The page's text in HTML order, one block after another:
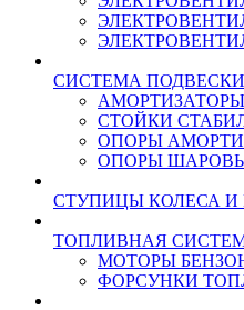
СИСТЕМА ПОДВЕСКИ
АМОРТИЗАТОРЫ
СТОЙКИ
ОПОРЫ
ОПОРЫ
СТУПИЦЫ КОЛЕСА
ТОПЛИВНАЯ
МОТОРЫ
ФОРСУНКИ